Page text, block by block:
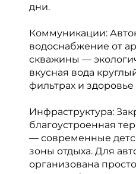
дни.
Коммуникации:
водоснабжение от
скважины —
вкусная вода
фильтрах и
Инфраструктура:
благоустроенная
— современные
зоны отдыха. Для
организована